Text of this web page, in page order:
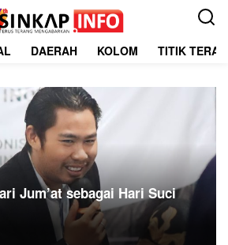
DAERAH KOLOM TITIK
Jum’at sebagai Hari Suci